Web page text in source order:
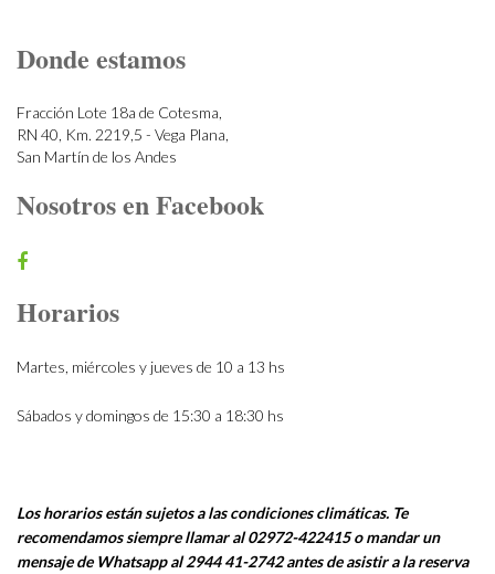
Donde estamos
Fracción Lote 18a de Cotesma,
RN 40, Km. 2219,5 - Vega Plana,
San Martín de los Andes
Nosotros en Facebook
Horarios
Martes, miércoles y jueves de 10 a 13 hs
Sábados y domingos de 15:30 a 18:30 hs
Los horarios están sujetos a las condiciones climáticas. Te
recomendamos siempre llamar al 02972-422415 o mandar un
mensaje de Whatsapp al 2944 41-2742 antes de asistir a la reserva